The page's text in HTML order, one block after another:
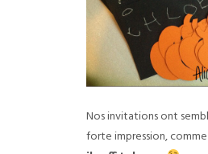
Nos invitations ont
forte impression,